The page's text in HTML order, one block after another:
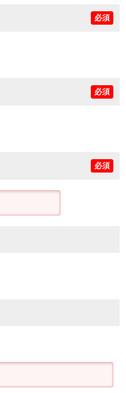
必須
必須
必須